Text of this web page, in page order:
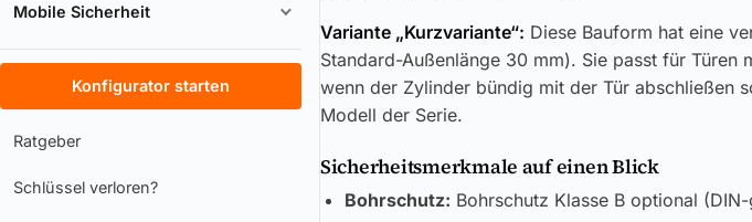
Mobile Sicherheit
Konfigurator starten
Ratgeber
Schlüssel verloren?
Variante „Kurzvariante“: Diese Bauform hat eine
Standard-Außenlänge 30 mm). Sie passt für Türen
wenn der Zylinder bündig mit der Tür abschließen
Modell der Serie.
Sicherheitsmerkmale auf einen Blick
Bohrschutz: Bohrschutz Klasse B optional